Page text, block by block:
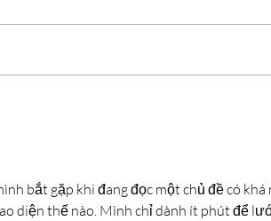
bắt gặp khi đang đọc một chủ đề có
diện thế nào. Mình chỉ dành ít phút để